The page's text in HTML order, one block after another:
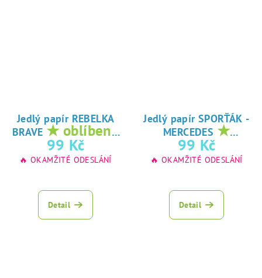
Jedlý papír REBELKA
BRAVE ★ oblíbený
tisk na jedlý
papír
99 Kč
🔥 OKAMŽITÉ ODESLÁNÍ
Detail
Jedlý papír SPORŤÁK -
MERCEDES ★
oblíbený tisk na
jedlý papír
99 Kč
🔥 OKAMŽITÉ ODESLÁNÍ
Detail